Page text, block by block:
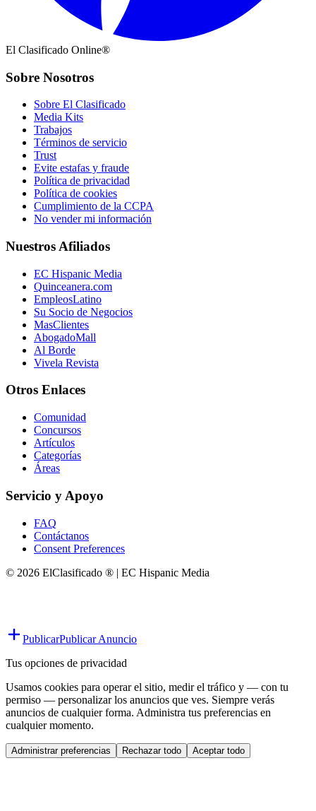
El Clasificado Online®
Sobre Nosotros
Sobre El Clasificado
Media Kits
Trabajos
Términos de servicio
Trust
Evite estafas y fraude
Política de privacidad
Política de cookies
Cumplimiento de la CCPA
No vender mi información
Nuestros Afiliados
EC Hispanic Media
Quinceanera.com
EmpleosLatino
Su Socio de Negocios
MasClientes
AbogadoMall
Al Borde
Vivela Revista
Otros Enlaces
Comunidad
Concursos
Artículos
Categorías
Áreas
Servicio y Apoyo
FAQ
Contáctanos
Consent Preferences
© 2026 ElClasificado ® | EC Hispanic Media
PublicarPublicar Anuncio
Tus opciones de privacidad
Usamos cookies para operar el sitio, medir el tráfico y — con tu
permiso — personalizar los anuncios que ves. Siempre verás
anuncios de cualquier forma. Administra tus preferencias en
cualquier momento.
Administrar preferencias Rechazar todo Aceptar todo